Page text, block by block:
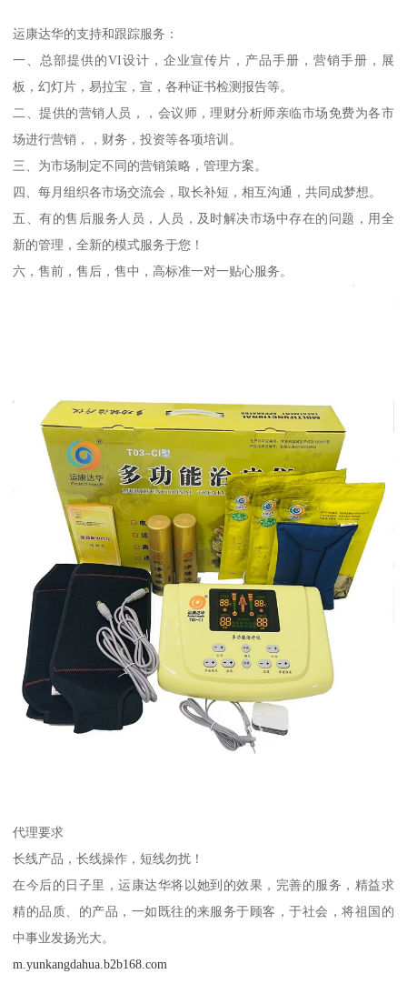
运康达华的支持和跟踪服务：
一、总部提供的VI设计，企业宣传片，产品手册，营销手册，展
板，幻灯片，易拉宝，宣，各种证书检测报告等。
二、提供的营销人员，，会议师，理财分析师亲临市场免费为各市
场进行营销，，财务，投资等各项培训。
三、为市场制定不同的营销策略，管理方案。
四、每月组织各市场交流会，取长补短，相互沟通，共同成梦想。
五、有的售后服务人员，人员，及时解决市场中存在的问题，用全
新的管理，全新的模式服务于您！
六，售前，售后，售中，高标准一对一贴心服务。
代理要求
长线产品，长线操作，短线勿扰！
在今后的日子里，运康达华将以她到的效果，完善的服务，精益求
精的品质、的产品，一如既往的来服务于顾客，于社会，将祖国的
中事业发扬光大。
m.yunkangdahua.b2b168.com